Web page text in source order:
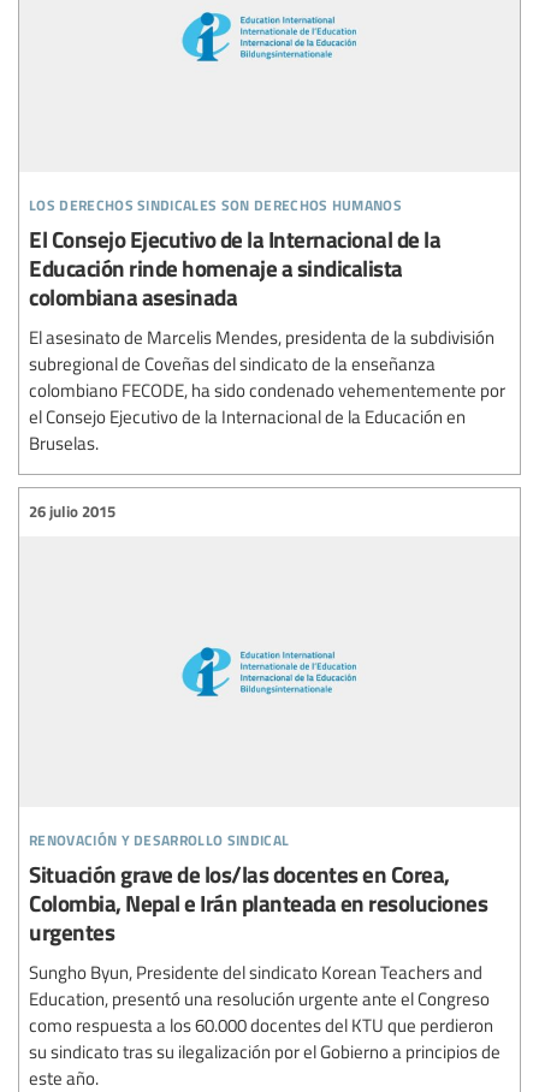
los derechos sindicales son derechos humanos
El Consejo Ejecutivo de la Internacional de la
Educación rinde homenaje a sindicalista
colombiana asesinada
El asesinato de Marcelis Mendes, presidenta de la subdivisión
subregional de Coveñas del sindicato de la enseñanza
colombiano FECODE, ha sido condenado vehementemente por
el Consejo Ejecutivo de la Internacional de la Educación en
Bruselas.
renovación y desarrollo sindical
26 julio 2015
Situación grave de los/las docentes en Corea,
Colombia, Nepal e Irán planteada en resoluciones
urgentes
Sungho Byun, Presidente del sindicato Korean Teachers and
Education, presentó una resolución urgente ante el Congreso
como respuesta a los 60.000 docentes del KTU que perdieron
su sindicato tras su ilegalización por el Gobierno a principios de
este año.